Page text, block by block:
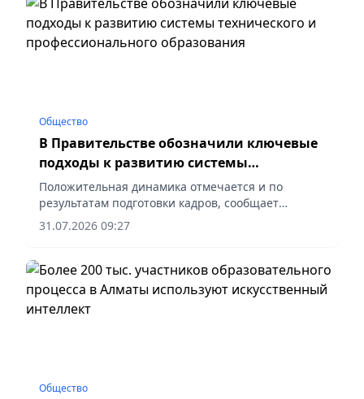
Общество
В Правительстве обозначили ключевые
подходы к развитию системы
технического и профессионального
образования
Положительная динамика отмечается и по
результатам подготовки кадров, сообщает
vapress.kz.
31.07.2026 09:27
Общество